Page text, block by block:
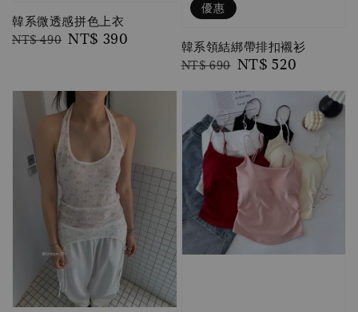
韓系微透感拼色上衣
Regular
NT$ 490 Sale
NT$ 390
優惠
韓系領結綁帶排扣襯衫
Regular
NT$ 690 Sale
NT$ 520